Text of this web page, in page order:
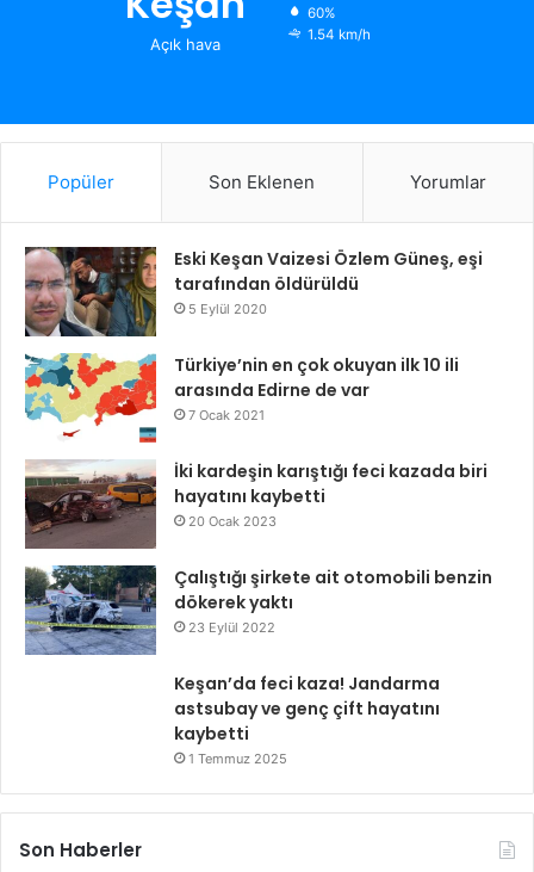
Açık hava
60%
1.54 km/h
Popüler Son Eklenen Yorumlar
Eski Keşan Vaizesi Özlem Güneş, eşi
tarafından öldürüldü
5 Eylül 2020
Türkiye’nin en çok okuyan ilk 10 ili
arasında Edirne de var
7 Ocak 2021
İki kardeşin karıştığı feci kazada biri
hayatını kaybetti
20 Ocak 2023
Çalıştığı şirkete ait otomobili benzin
dökerek yaktı
23 Eylül 2022
Keşan’da feci kaza! Jandarma
astsubay ve genç çift hayatını
kaybetti
1 Temmuz 2025
Son Haberler